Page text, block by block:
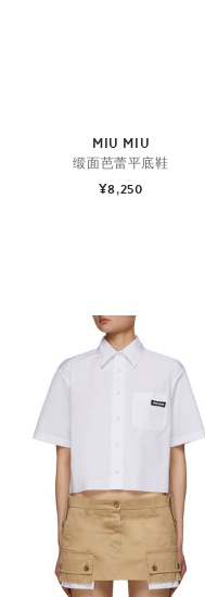
MIU MIU
缎面芭蕾平底鞋
¥8,250